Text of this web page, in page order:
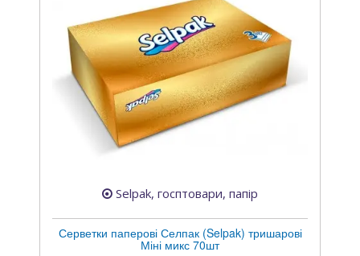
Selpak, госптовари, папір
Серветки паперові Селпак (Selpak) тришарові
Міні микс 70шт